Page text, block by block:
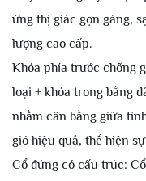
ứng thị giác gọn gàng,
lượng cao cấp.
Khóa phía trước chống
loại + khóa trong bằng
nhằm cân bằng giữa
gió hiệu quả, thể hiện
Cổ đứng có cấu trúc: